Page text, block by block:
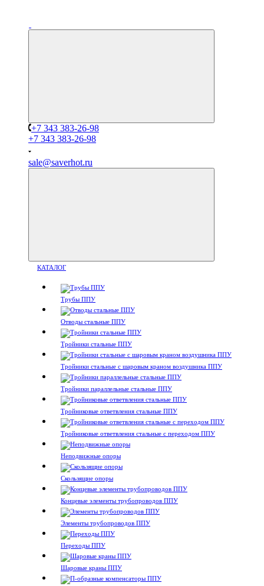
+7 343 383-26-98
+7 343 383-26-98
sale@saverhot.ru
КАТАЛОГ
Трубы ППУ
Отводы стальные ППУ
Тройники стальные ППУ
Тройники стальные с шаровым краном воздушника ППУ
Тройники параллельные стальные ППУ
Тройниковые ответвления стальные ППУ
Тройниковые ответвления стальные с переходом ППУ
Неподвижные опоры
Скользящие опоры
Концевые элементы трубопроводов ППУ
Элементы трубопроводов ППУ
Переходы ППУ
Шаровые краны ППУ